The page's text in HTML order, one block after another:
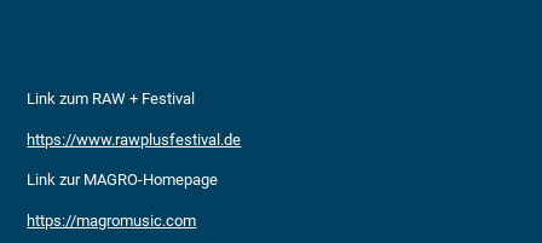
Link zum RAW + Festival
https://www.rawplusfestival.de
Link zur MAGRO-Homepage
https://magromusic.com